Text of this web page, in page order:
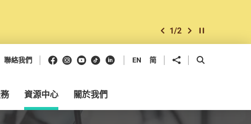
上一個
2/2 下一個開始/暫停幻燈
聯絡我們 Facebook
Instagram
Youtube
抖音領英 EN 简 分享到 開啟搜尋框
資源中心 關於我們